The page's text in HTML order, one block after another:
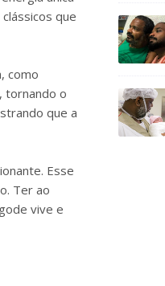
que
como
tornando o
que a
Esse
Ter ao
vive e